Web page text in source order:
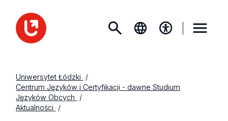
Uniwersytet Łódzki
Centrum Języków i Certyfikacji - dawne Studium
Języków Obcych
Aktualności